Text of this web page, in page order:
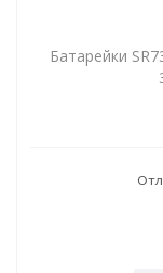
Батарейки